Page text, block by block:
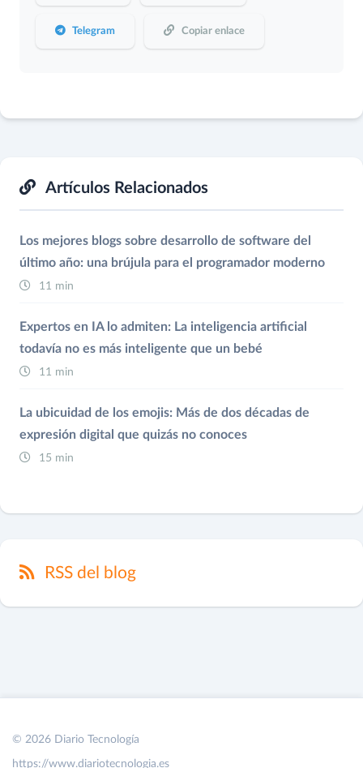
Telegram Copiar enlace
Artículos Relacionados
Los mejores blogs sobre desarrollo de software del
último año: una brújula para el programador moderno
11 min
Expertos en IA lo admiten: La inteligencia artificial
todavía no es más inteligente que un bebé
11 min
La ubicuidad de los emojis: Más de dos décadas de
expresión digital que quizás no conoces
15 min
RSS del blog
© 2026 Diario Tecnología
https://www.diariotecnologia.es